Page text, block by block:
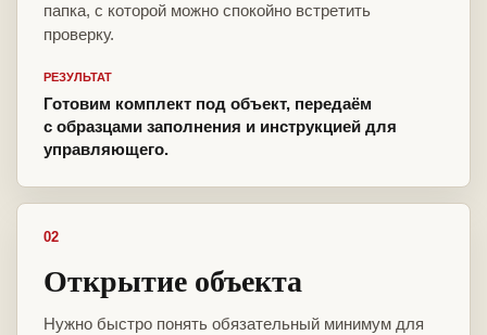
папка, с которой можно спокойно встретить
проверку.
РЕЗУЛЬТАТ
Готовим комплект под объект, передаём
с образцами заполнения и инструкцией для
управляющего.
02
Открытие объекта
Нужно быстро понять обязательный минимум для